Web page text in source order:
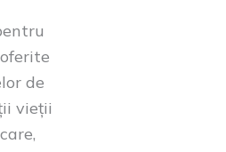
de
vieții